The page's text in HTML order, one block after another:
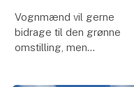
Vognmænd vil gerne
bidrage til den grønne
omstilling, men